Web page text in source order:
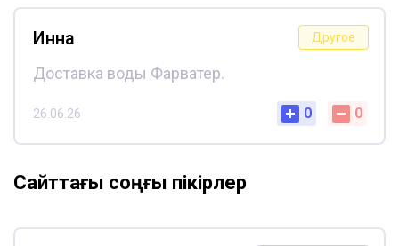
Другое
Инна
Доставка воды Фарватер.
26.06.26 0 0
Сайттағы соңғы пікірлер